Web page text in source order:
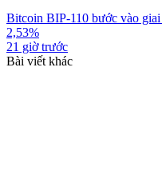
Bitcoin BIP-110 bước vào
2,53%
21 giờ trước
Bài viết khác